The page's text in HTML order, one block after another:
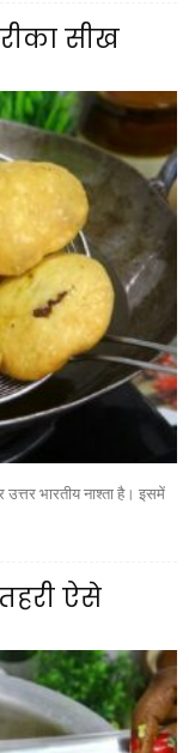
सीख
भारतीय नाश्ता है। इसमें
ऐसे